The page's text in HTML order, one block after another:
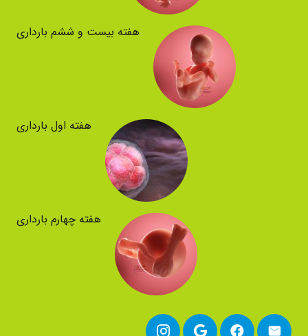
هفته بیست و ششم بارداری
هفته اول بارداری
هفته چهارم بارداری